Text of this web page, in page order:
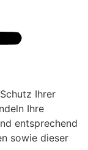
Ihrer
Ihre
entsprechend
sowie dieser